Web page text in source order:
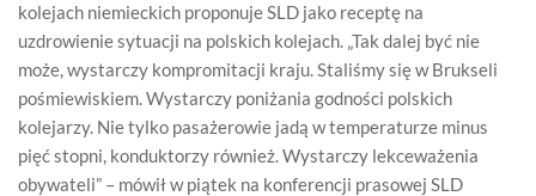
kolejach niemieckich proponuje SLD jako receptę na
uzdrowienie sytuacji na polskich kolejach. „Tak dalej być nie
może, wystarczy kompromitacji kraju. Staliśmy się w Brukseli
pośmiewiskiem. Wystarczy poniżania godności polskich
kolejarzy. Nie tylko pasażerowie jadą w temperaturze minus
pięć stopni, konduktorzy również. Wystarczy lekceważenia
obywateli” – mówił w piątek na konferencji prasowej SLD